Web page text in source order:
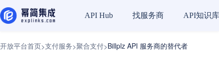
API Hub 找服务商 API知识库
开放平台首页>支付服务>聚合支付>Billplz API 服务商的替代者